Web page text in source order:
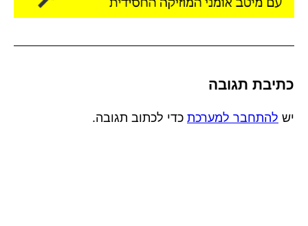
כתיבת תגובה
יש להתחבר למערכת כדי לכתוב תגובה.